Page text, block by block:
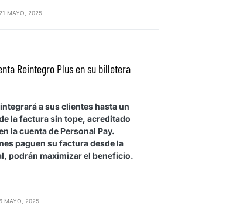
21 MAYO, 2025
Reintegro Plus en su billetera
a sus clientes hasta un
la factura sin tope, acreditado
la cuenta de Personal Pay.
paguen su factura desde la
podrán maximizar el beneficio.
MAYO, 2025